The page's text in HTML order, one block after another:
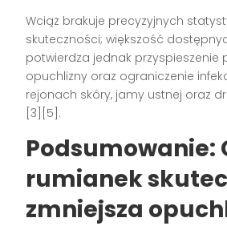
Wciąż brakuje precyzyjnych
skuteczności; większość
potwierdza jednak przyspieszenie
opuchlizny oraz ograniczenie
rejonach skóry, jamy ustnej oraz
[3][5] .
Podsumowanie:
rumianek
zmniejsza